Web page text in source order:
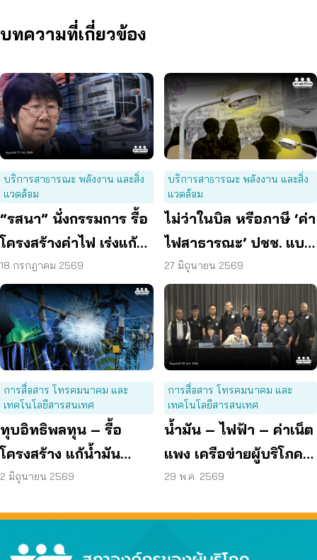
บทความที่เกี่ยวข้อง
บริการสาธารณะ พลังงาน และสิ่ง
แวดล้อม
“รสนา” นั่งกรรมการ รื้อ
โครงสร้างค่าไฟ เร่งแก้
ต้นเหตุพลังงานแพง
18 กรกฎาคม 2569
บริการสาธารณะ พลังงาน และสิ่ง
แวดล้อม
ไม่ว่าในบิล หรือภาษี ‘ค่า
ไฟสาธารณะ’ ปชช. แบก
อยู่ดี ถ้ารัฐจริงใจต้องแก้
ที่ “ต้นทุน”
27 มิถุนายน 2569
การสื่อสาร โทรคมนาคม และ
เทคโนโลยีสารสนเทศ
ทุบอิทธิพลทุน – รื้อ
โครงสร้าง แก้น้ำมัน
ไฟฟ้า ค่าเน็ตแพง
2 มิถุนายน 2569
การสื่อสาร โทรคมนาคม และ
เทคโนโลยีสารสนเทศ
น้ำมัน – ไฟฟ้า – ค่าเน็ต
แพง เครือข่ายผู้บริโภค
ยื่น 9 ข้อเสนอ ลดค่า
29 พ.ค. 2569